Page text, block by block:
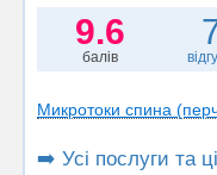
9.6
балів
Микротоки спина
➡️ Усі послуги та